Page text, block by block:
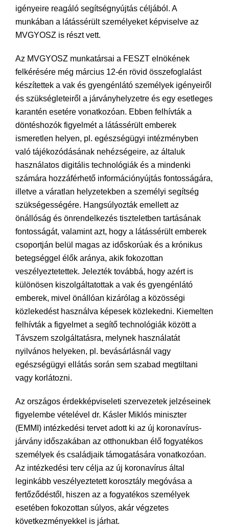
igényeire reagáló segítségnyújtás céljából. A
munkában a látássérült személyeket képviselve az
MVGYOSZ is részt vett.
Az MVGYOSZ munkatársai a FESZT elnökének
felkérésére még március 12-én rövid összefoglalást
készítettek a vak és gyengénlátó személyek igényeiről
és szükségleteiről a járványhelyzetre és egy esetleges
karantén esetére vonatkozóan. Ebben felhívták a
döntéshozók figyelmét a látássérült emberek
ismeretlen helyen, pl. egészségügyi intézményben
való tájékozódásának nehézségeire, az általuk
használatos digitális technológiák és a mindenki
számára hozzáférhető információnyújtás fontosságára,
illetve a váratlan helyzetekben a személyi segítség
szükségességére. Hangsúlyozták emellett az
önállóság és önrendelkezés tiszteletben tartásának
fontosságát, valamint azt, hogy a látássérült emberek
csoportján belül magas az időskorúak és a krónikus
betegséggel élők aránya, akik fokozottan
veszélyeztetettek. Jelezték továbbá, hogy azért is
különösen kiszolgáltatottak a vak és gyengénlátó
emberek, mivel önállóan kizárólag a közösségi
közlekedést használva képesek közlekedni. Kiemelten
felhívták a figyelmet a segítő technológiák között a
Távszem szolgáltatásra, melynek használatát
nyilvános helyeken, pl. bevásárlásnál vagy
egészségügyi ellátás során sem szabad megtiltani
vagy korlátozni.
Az országos érdekképviseleti szervezetek jelzéseinek
figyelembe vételével dr. Kásler Miklós miniszter
(EMMI) intézkedési tervet adott ki az új koronavírus-
járvány időszakában az otthonukban élő fogyatékos
személyek és családjaik támogatására vonatkozóan.
Az intézkedési terv célja az új koronavírus által
leginkább veszélyeztetett korosztály megóvása a
fertőződéstől, hiszen az a fogyatékos személyek
esetében fokozottan súlyos, akár végzetes
következményekkel is járhat.